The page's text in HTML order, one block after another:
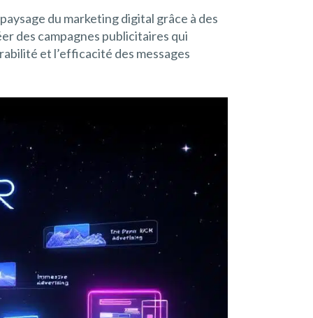
du marketing digital grâce à des
des campagnes publicitaires qui
et l’efficacité des messages